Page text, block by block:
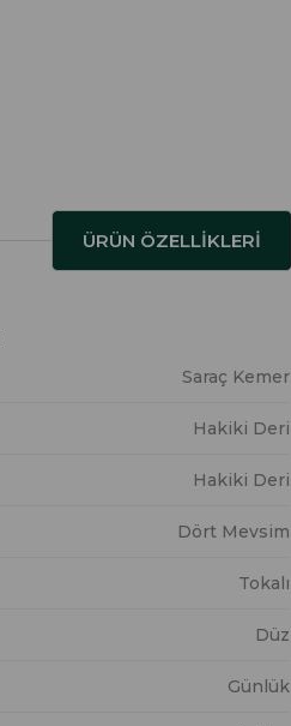
ÜRÜN ÖZELLIKLERI
Saraç Kemer
Hakiki Deri
Hakiki Deri
Dört Mevsim
Tokalı
Düz
Günlük